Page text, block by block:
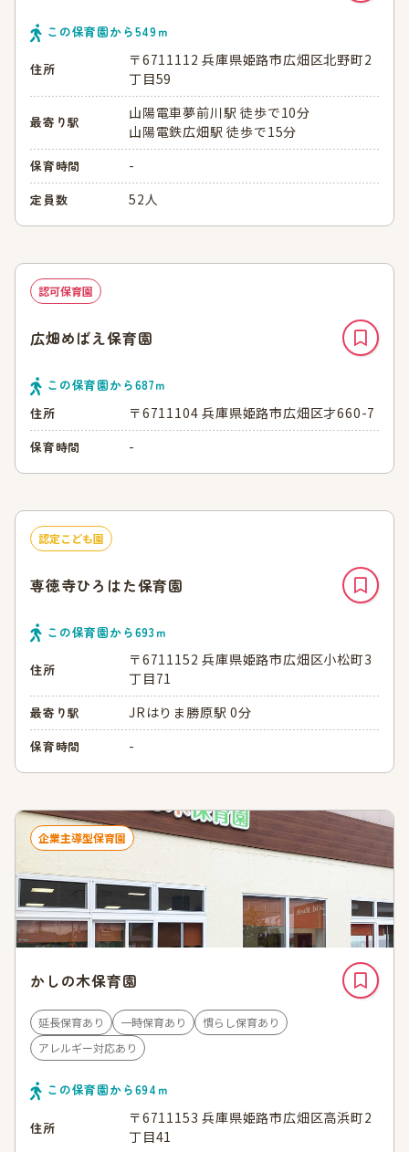
この保育園から549ｍ
住所
〒6711112 兵庫県姫路市広畑区北野町2
丁目59
最寄り駅
山陽電車夢前川駅 徒歩で10分
山陽電鉄広畑駅 徒歩で15分
保育時間 -
定員数 52人
認可保育園
広畑めばえ保育園
この保育園から687ｍ
住所
〒6711104 兵庫県姫路市広畑区才660-7
保育時間 -
認定こども園
専徳寺ひろはた保育園
この保育園から693ｍ
住所
〒6711152 兵庫県姫路市広畑区小松町3
丁目71
最寄り駅 JRはりま勝原駅 0分
保育時間 -
企業主導型保育園
かしの木保育園
延長保育あり 一時保育あり
慣らし保育あり
アレルギー対応あり
この保育園から694 ｍ
住所
〒6711153 兵庫県姫路市広畑区高浜町2
丁目41